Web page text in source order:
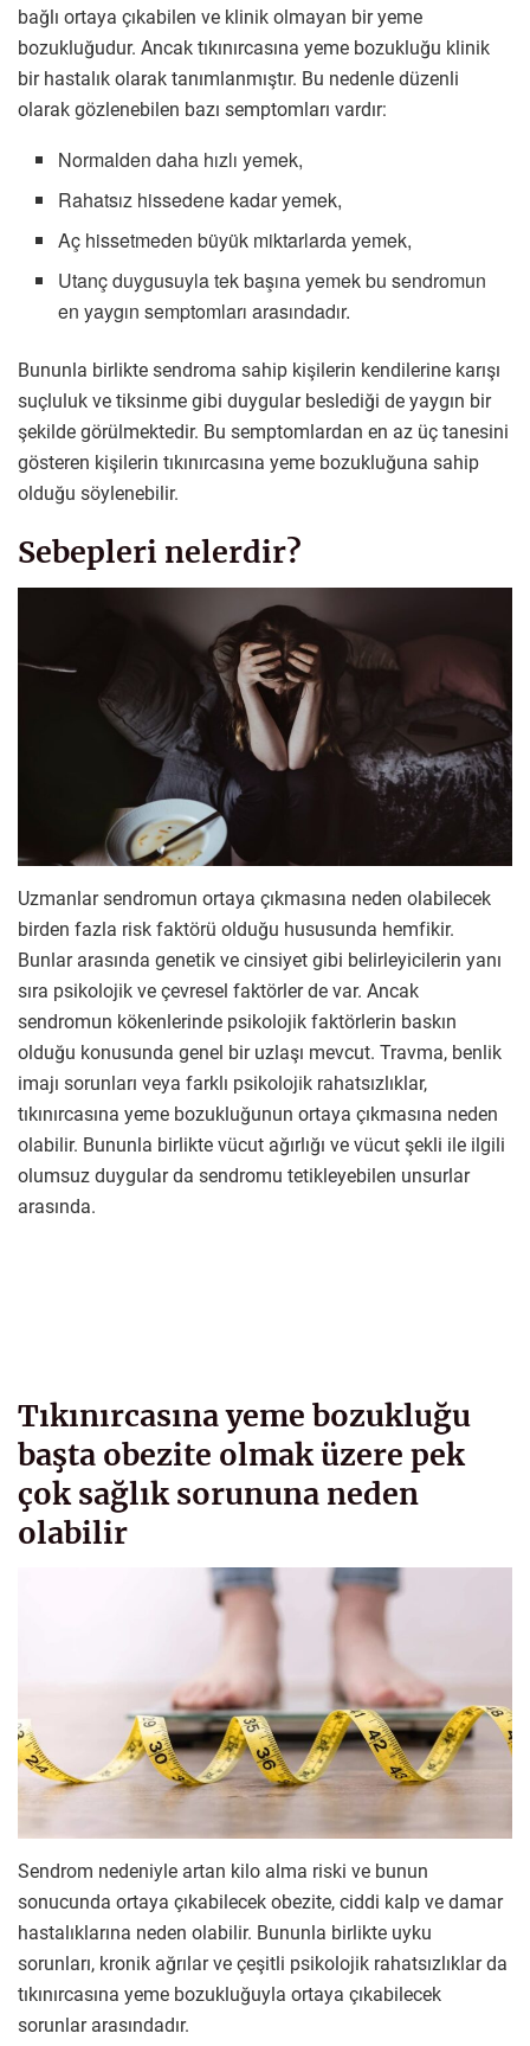
bağlı ortaya çıkabilen ve klinik olmayan bir yeme
bozukluğudur. Ancak tıkınırcasına yeme bozukluğu klinik
bir hastalık olarak tanımlanmıştır. Bu nedenle düzenli
olarak gözlenebilen bazı semptomları vardır:
Normalden daha hızlı yemek,
Rahatsız hissedene kadar yemek,
Aç hissetmeden büyük miktarlarda yemek,
Utanç duygusuyla tek başına yemek bu sendromun
en yaygın semptomları arasındadır.
Bununla birlikte sendroma sahip kişilerin kendilerine karışı
suçluluk ve tiksinme gibi duygular beslediği de yaygın bir
şekilde görülmektedir. Bu semptomlardan en az üç tanesini
gösteren kişilerin tıkınırcasına yeme bozukluğuna sahip
olduğu söylenebilir.
Sebepleri nelerdir?
Uzmanlar sendromun ortaya çıkmasına neden olabilecek
birden fazla risk faktörü olduğu hususunda hemfikir.
Bunlar arasında genetik ve cinsiyet gibi belirleyicilerin yanı
sıra psikolojik ve çevresel faktörler de var. Ancak
sendromun kökenlerinde psikolojik faktörlerin baskın
olduğu konusunda genel bir uzlaşı mevcut. Travma, benlik
imajı sorunları veya farklı psikolojik rahatsızlıklar,
tıkınırcasına yeme bozukluğunun ortaya çıkmasına neden
olabilir. Bununla birlikte vücut ağırlığı ve vücut şekli ile ilgili
olumsuz duygular da sendromu tetikleyebilen unsurlar
arasında.
Tıkınırcasına yeme bozukluğu
başta obezite olmak üzere pek
çok sağlık sorununa neden
olabilir
Sendrom nedeniyle artan kilo alma riski ve bunun
sonucunda ortaya çıkabilecek obezite, ciddi kalp ve damar
hastalıklarına neden olabilir. Bununla birlikte uyku
sorunları, kronik ağrılar ve çeşitli psikolojik rahatsızlıklar da
tıkınırcasına yeme bozukluğuyla ortaya çıkabilecek
sorunlar arasındadır.